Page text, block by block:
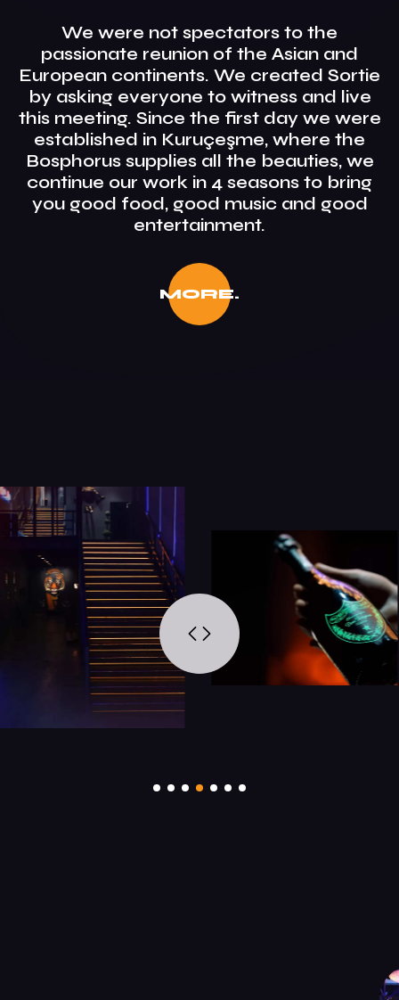
We were not spectators to the
passionate reunion of the Asian and
European continents. We created Sortie
by asking everyone to witness and live
this meeting. Since the first day we were
established in Kuruçeşme, where the
Bosphorus supplies all the beauties, we
continue our work in 4 seasons to bring
you good food, good music and good
entertainment.
MORE.